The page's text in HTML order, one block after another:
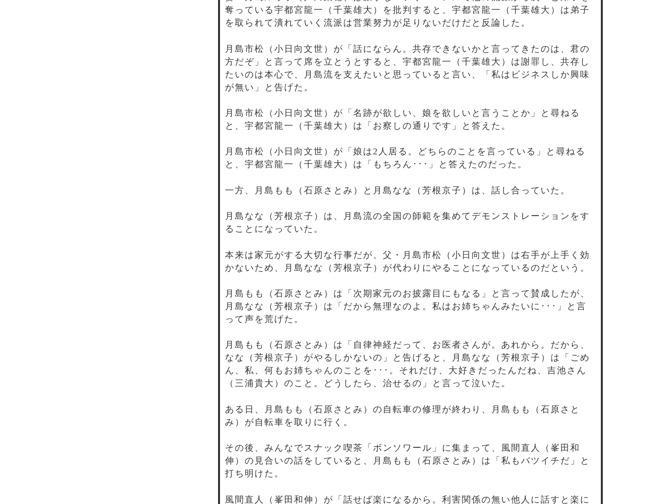
奪っている宇都宮龍一（千葉雄大）を批判すると、宇都宮龍一（千葉雄大）は弟子
を取られて潰れていく流派は営業努力が足りないだけだと反論した。
月島市松（小日向文世）が「話にならん。共存できないかと言ってきたのは、君の
方だぞ」と言って席を立とうとすると、宇都宮龍一（千葉雄大）は謝罪し、共存し
たいのは本心で、月島流を支えたいと思っていると言い、「私はビジネスしか興味
が無い」と告げた。
月島市松（小日向文世）が「名跡が欲しい、娘を欲しいと言うことか」と尋ねる
と、宇都宮龍一（千葉雄大）は「お察しの通りです」と答えた。
月島市松（小日向文世）が「娘は2人居る。どちらのことを言っている」と尋ねる
と、宇都宮龍一（千葉雄大）は「もちろん･･･」と答えたのだった。
一方、月島もも（石原さとみ）と月島なな（芳根京子）は、話し合っていた。
月島なな（芳根京子）は、月島流の全国の師範を集めてデモンストレーションをす
ることになっていた。
本来は家元がする大切な行事だが、父・月島市松（小日向文世）は右手が上手く効
かないため、月島なな（芳根京子）が代わりにやることになっているのだという。
月島もも（石原さとみ）は「次期家元のお披露目にもなる」と言って賛成したが、
月島なな（芳根京子）は「だから無理なのよ。私はお姉ちゃんみたいに･･･」と言
って声を荒げた。
月島もも（石原さとみ）は「自律神経だって、お医者さんが。あれから。だから、
なな（芳根京子）がやるしかないの」と告げると、月島なな（芳根京子）は「ごめ
ん、私、何もお姉ちゃんのことを･･･。それだけ、大好きだったんだね、吉池さん
（三浦貴大）のこと。どうしたら、治せるの」と言って泣いた。
ある日、月島もも（石原さとみ）の自転車の修理が終わり、月島もも（石原さと
み）が自転車を取りに行く。
その後、みんなでスナック喫茶「ボンソワール」に集まって、風間直人（峯田和
伸）の見合いの話をしていると、月島もも（石原さとみ）は「私もバツイチだ」と
打ち明けた。
風間直人（峯田和伸）が「話せば楽になるから。利害関係の無い他人に話すと楽に